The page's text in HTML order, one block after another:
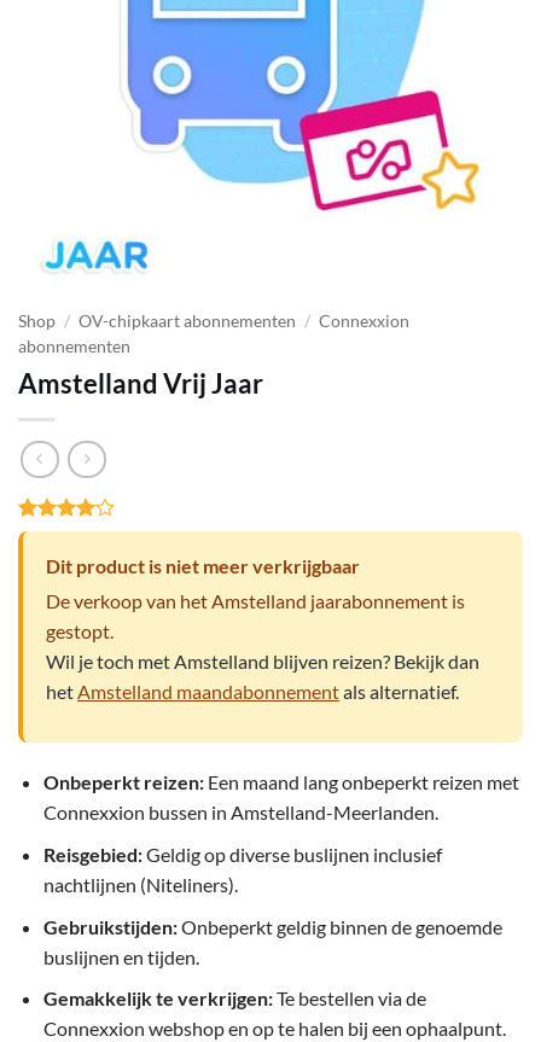
Shop / OV-chipkaart abonnementen / Connexxion
abonnementen
Amstelland Vrij Jaar
Gewaardeerd
op 5
gebaseerd
1
klant
waardering
Dit product is niet meer verkrijgbaar
De verkoop van het Amstelland jaarabonnement is
gestopt.
Wil je toch met Amstelland blijven reizen? Bekijk dan
hetAmstelland maandabonnementals alternatief.
Onbeperkt reizen:Een maand lang onbeperkt reizen met
Connexxion bussen in Amstelland-Meerlanden.
Reisgebied:Geldig op diverse buslijnen inclusief
nachtlijnen (Niteliners).
Gebruikstijden:Onbeperkt geldig binnen de genoemde
buslijnen en tijden.
Gemakkelijk te verkrijgen:Te bestellen via de
Connexxion webshop en op te halen bij een ophaalpunt.